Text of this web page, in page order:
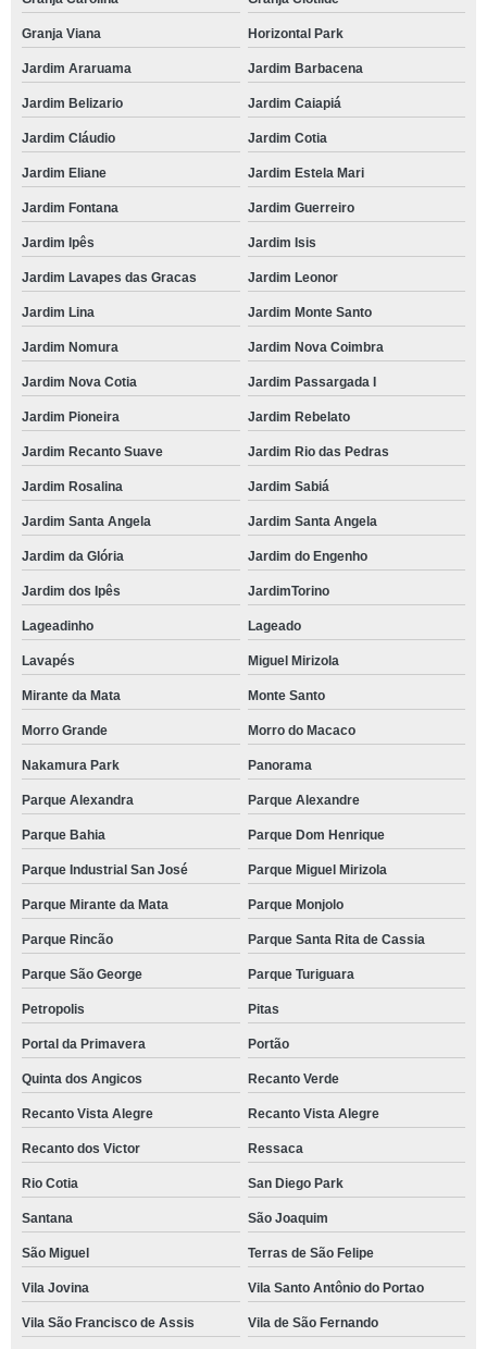
Granja Viana Horizontal Park
Jardim Araruama Jardim Barbacena
Jardim Belizario Jardim Caiapiá
Jardim Cláudio Jardim Cotia
Jardim Eliane Jardim Estela Mari
Jardim Fontana Jardim Guerreiro
Jardim Ipês Jardim Isis
Jardim Lavapes das Gracas Jardim Leonor
Jardim Lina Jardim Monte Santo
Jardim Nomura Jardim Nova Coimbra
Jardim Nova Cotia Jardim Passargada I
Jardim Pioneira Jardim Rebelato
Jardim Recanto Suave Jardim Rio das Pedras
Jardim Rosalina Jardim Sabiá
Jardim Santa Angela Jardim Santa Angela
Jardim da Glória Jardim do Engenho
Jardim dos Ipês JardimTorino
Lageadinho Lageado
Lavapés Miguel Mirizola
Mirante da Mata Monte Santo
Morro Grande Morro do Macaco
Nakamura Park Panorama
Parque Alexandra Parque Alexandre
Parque Bahia Parque Dom Henrique
Parque Industrial San José Parque Miguel Mirizola
Parque Mirante da Mata Parque Monjolo
Parque Rincão Parque Santa Rita de Cassia
Parque São George Parque Turiguara
Petropolis Pitas
Portal da Primavera Portão
Quinta dos Angicos Recanto Verde
Recanto Vista Alegre Recanto Vista Alegre
Recanto dos Victor Ressaca
Rio Cotia San Diego Park
Santana São Joaquim
São Miguel Terras de São Felipe
Vila Jovina Vila Santo Antônio do Portao
Vila São Francisco de Assis Vila de São Fernando